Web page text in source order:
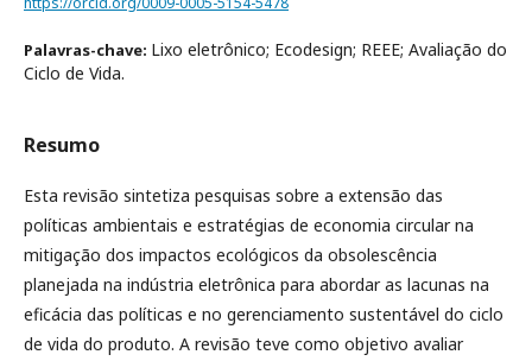
Palavras-chave: Lixo eletrônico; Ecodesign; REEE; Avaliação do
Ciclo de Vida.
Resumo
Esta revisão sintetiza pesquisas sobre a extensão das
políticas ambientais e estratégias de economia circular na
mitigação dos impactos ecológicos da obsolescência
planejada na indústria eletrônica para abordar as lacunas na
eficácia das políticas e no gerenciamento sustentável do ciclo
de vida do produto. A revisão teve como objetivo avaliar